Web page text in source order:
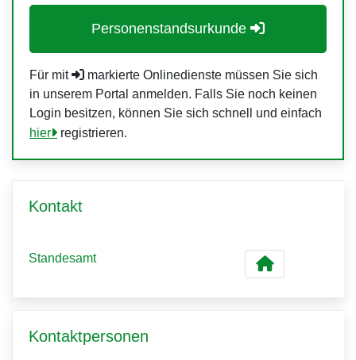
Personenstandsurkunde
Für mit
markierte Onlinedienste müssen Sie sich
in unserem Portal anmelden. Falls Sie noch keinen
Login besitzen, können Sie sich schnell und einfach
hier
registrieren.
Kontakt
Standesamt
Kontaktpersonen